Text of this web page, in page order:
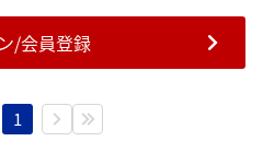
/会員登録
1